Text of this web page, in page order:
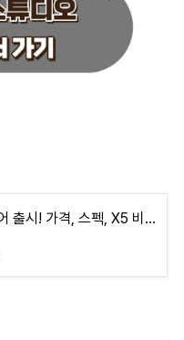
인스타360 X4 에어 출시! 가격, 스펙, X5 비교까지 총정리